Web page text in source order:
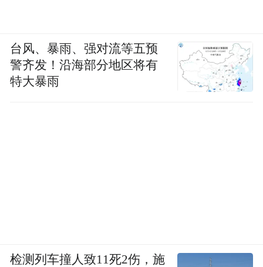
台风、暴雨、强对流等五预
警齐发！沿海部分地区将有
特大暴雨
检测列车撞人致11死2伤，施